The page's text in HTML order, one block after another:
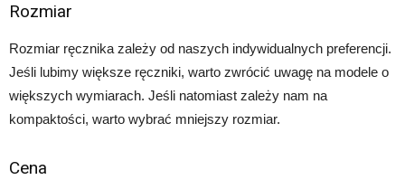
Rozmiar
Rozmiar ręcznika zależy od naszych indywidualnych preferencji.
Jeśli lubimy większe ręczniki, warto zwrócić uwagę na modele o
większych wymiarach. Jeśli natomiast zależy nam na
kompaktości, warto wybrać mniejszy rozmiar.
Cena